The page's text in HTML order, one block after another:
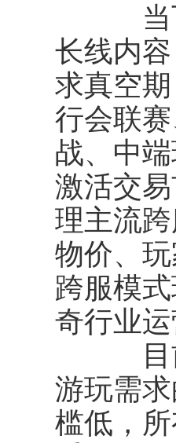
当下
长线内
求真空
行会联
战、中
激活交
理主流
物价、
跨服模
奇行业运
目前
游玩需
槛低，